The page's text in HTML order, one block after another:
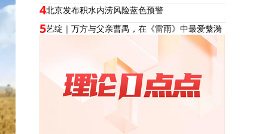
4北京发布积水内涝风险蓝色预警
5艺绽｜万方与父亲曹禺，在《雷雨》中最爱蘩漪